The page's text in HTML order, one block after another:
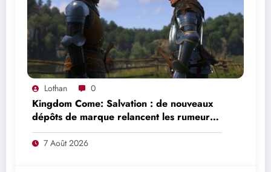
Lothan 0
Kingdom Come: Salvation : de nouveaux
dépôts de marque relancent les rumeurs
d’un mode en ligne
7 Août 2026